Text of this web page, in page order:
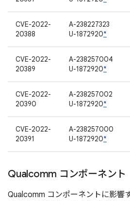
CVE-2022-
20388
A-238227323
U-1872920*
CVE-2022-
20389
A-238257004
U-1872920*
CVE-2022-
20390
A-238257002
U-1872920*
CVE-2022-
20391
A-238257000
U-1872920*
Qualcomm コンポーネント
Qualcomm コンポーネントに影響